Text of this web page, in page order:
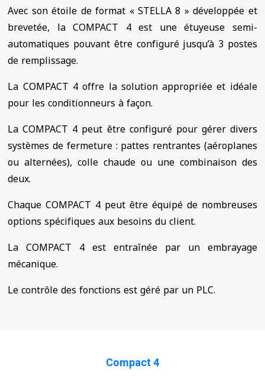
Avec son étoile de format « STELLA 8 » développée et
brevetée, la COMPACT 4 est une étuyeuse semi-
automatiques pouvant être configuré jusqu’à 3 postes
de remplissage.
La COMPACT 4 offre la solution appropriée et idéale
pour les conditionneurs à façon.
La COMPACT 4 peut être configuré pour gérer divers
systèmes de fermeture : pattes rentrantes (aéroplanes
ou alternées), colle chaude ou une combinaison des
deux.
Chaque COMPACT 4 peut être équipé de nombreuses
options spécifiques aux besoins du client.
La COMPACT 4 est entraînée par un embrayage
mécanique.
Le contrôle des fonctions est géré par un PLC.
Compact 4